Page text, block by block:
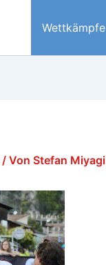
Wettkämpfe
/ Von Stefan Miyagi